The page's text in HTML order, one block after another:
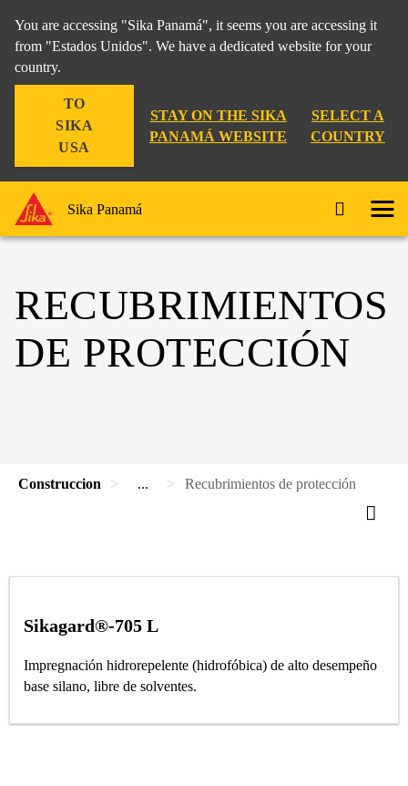
You are accessing "Sika Panamá", it seems you are accessing it
from "Estados Unidos". We have a dedicated website for your
country.
TO
SIKA
USA
STAY ON THE SIKA
PANAMÁ WEBSITE
SELECT A
COUNTRY
Sika Panamá
RECUBRIMIENTOS
DE PROTECCIÓN
Construccion ... Recubrimientos de protección
Sikagard®-705 L
Impregnación hidrorepelente (hidrofóbica) de alto desempeño
base silano, libre de solventes.